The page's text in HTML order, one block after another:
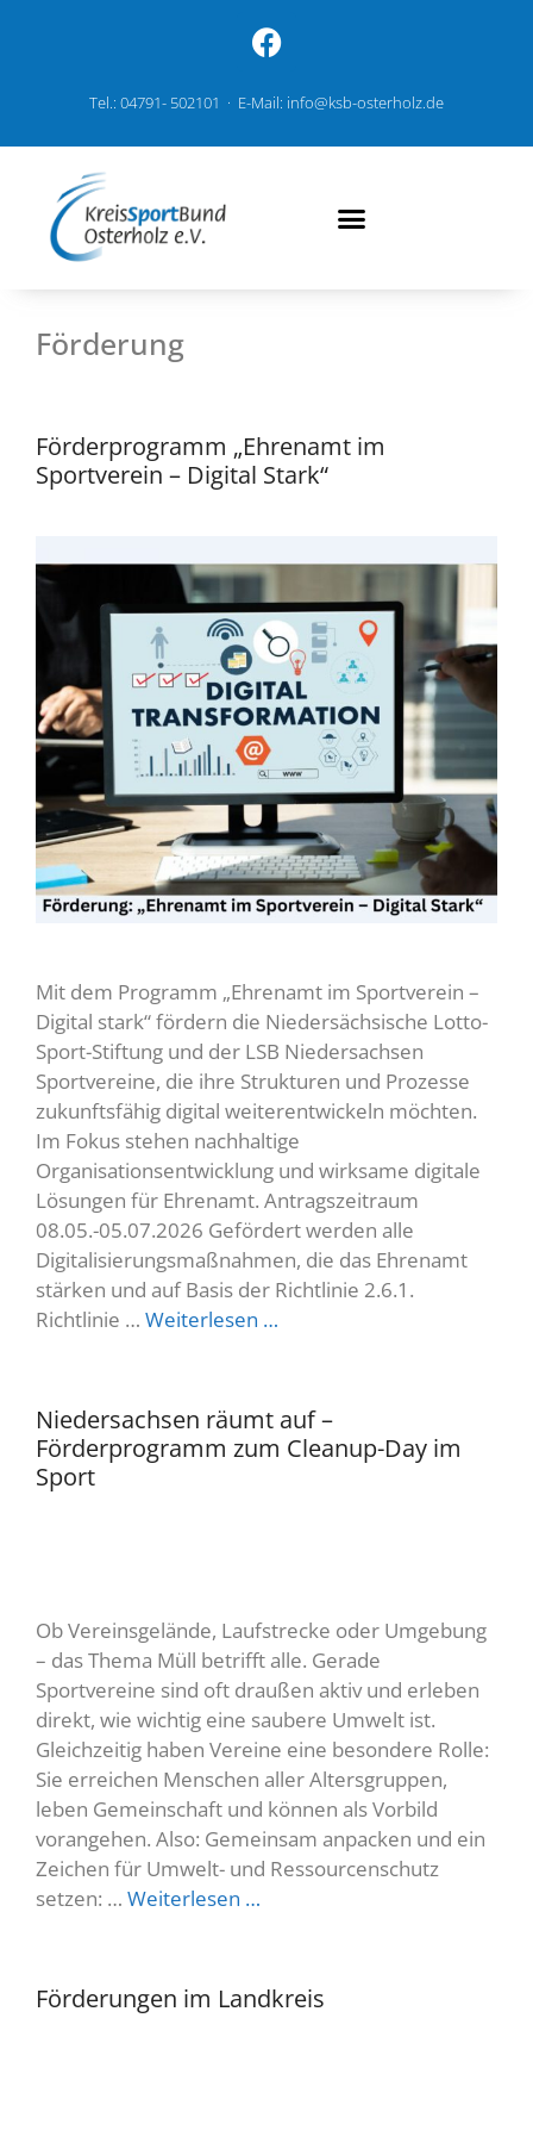
Tel.: 04791- 502101 · E-Mail: info@ksb-osterholz.de
Förderung
Förderprogramm „Ehrenamt im
Sportverein – Digital Stark“
Mit dem Programm „Ehrenamt im Sportverein –
Digital stark“ fördern die Niedersächsische Lotto-
Sport-Stiftung und der LSB Niedersachsen
Sportvereine, die ihre Strukturen und Prozesse
zukunftsfähig digital weiterentwickeln möchten.
Im Fokus stehen nachhaltige
Organisationsentwicklung und wirksame digitale
Lösungen für Ehrenamt. Antragszeitraum
08.05.-05.07.2026 Gefördert werden alle
Digitalisierungsmaßnahmen, die das Ehrenamt
stärken und auf Basis der Richtlinie 2.6.1.
Richtlinie … Weiterlesen …
Niedersachsen räumt auf –
Förderprogramm zum Cleanup-Day im
Sport
Ob Vereinsgelände, Laufstrecke oder Umgebung
– das Thema Müll betrifft alle. Gerade
Sportvereine sind oft draußen aktiv und erleben
direkt, wie wichtig eine saubere Umwelt ist.
Gleichzeitig haben Vereine eine besondere Rolle:
Sie erreichen Menschen aller Altersgruppen,
leben Gemeinschaft und können als Vorbild
vorangehen. Also: Gemeinsam anpacken und ein
Zeichen für Umwelt- und Ressourcenschutz
setzen: … Weiterlesen …
Förderungen im Landkreis